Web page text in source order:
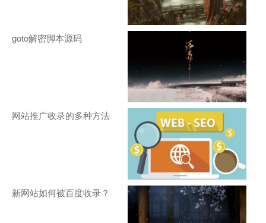
goto解密脚本源码
网站推广收录的多种方法
新网站如何被百度收录？